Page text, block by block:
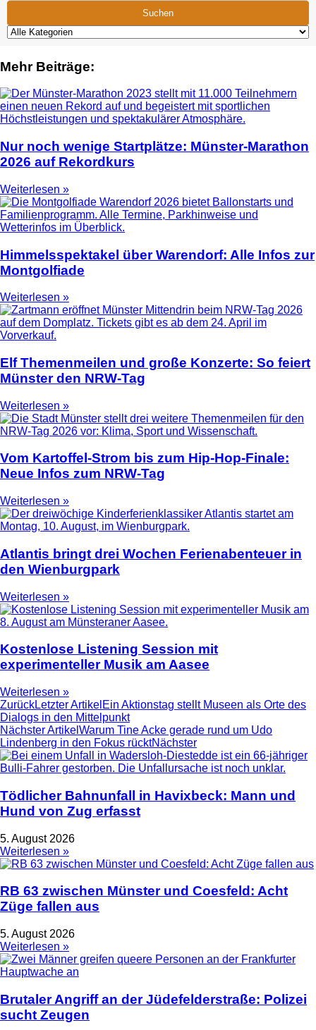
Suchen
Mehr Beiträge:
Nur noch wenige Startplätze: Münster-Marathon
2026 auf Rekordkurs
Weiterlesen »
Himmelsspektakel über Warendorf: Alle Infos zur
Montgolfiade
Weiterlesen »
Elf Themenmeilen und große Konzerte: So feiert
Münster den NRW-Tag
Weiterlesen »
Vom Kartoffel-Strom bis zum Hip-Hop-Finale:
Neue Infos zum NRW-Tag
Weiterlesen »
Atlantis bringt drei Wochen Ferienabenteuer in
den Wienburgpark
Weiterlesen »
Kostenlose Listening Session mit
experimenteller Musik am Aasee
Weiterlesen »
ZurückLetzter Artikel Ein Aktionstag stellt Museen als Orte des
Dialogs in den Mittelpunkt
Nächster Artikel Warum Tine Acke gerade rund um Udo
Lindenberg in den Fokus rücktNächster
Tödlicher Bahnunfall in Havixbeck: Mann und
Hund von Zug erfasst
5. August 2026
Weiterlesen »
RB 63 zwischen Münster und Coesfeld: Acht
Züge fallen aus
5. August 2026
Weiterlesen »
Brutaler Angriff an der Jüdefelderstraße: Polizei
sucht Zeugen